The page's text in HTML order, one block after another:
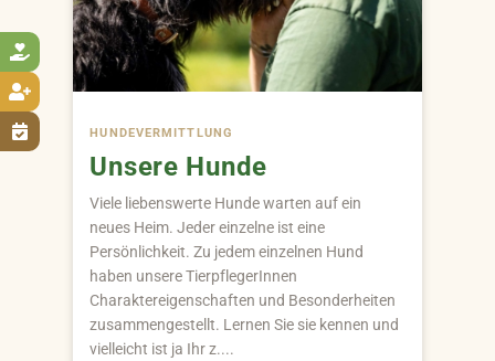


 HUNDE­VERMITTLUNG
Unsere Hunde
Viele liebenswerte Hunde warten auf ein
neues Heim. Jeder einzelne ist eine
Persönlichkeit. Zu jedem einzelnen Hund
haben unsere TierpflegerInnen
Charaktereigenschaften und Besonderheiten
zusammengestellt. Lernen Sie sie kennen und
vielleicht ist ja Ihr z....